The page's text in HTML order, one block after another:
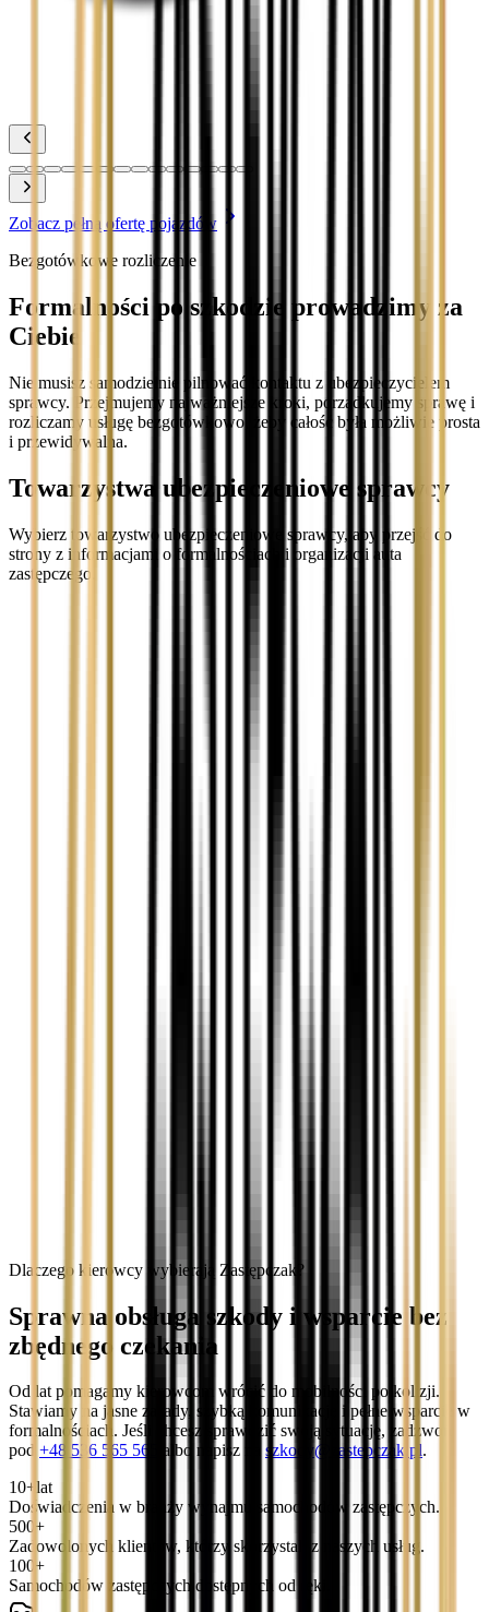
Zobacz pełną ofertę pojazdów
Bezgotówkowe rozliczenie
Formalności po szkodzie prowadzimy za
Ciebie
Nie musisz samodzielnie pilnować kontaktu z ubezpieczycielem
sprawcy. Przejmujemy najważniejsze kroki, porządkujemy sprawę i
rozliczamy usługę bezgotówkowo, żeby całość była możliwie prosta
i przewidywalna.
Towarzystwa ubezpieczeniowe sprawcy
Wybierz towarzystwo ubezpieczeniowe sprawcy, aby przejść do
strony z informacjami o formalnościach i organizacji auta
zastępczego.
Dlaczego kierowcy wybierają Zastępczak?
Sprawna obsługa szkody i wsparcie bez
zbędnego czekania
Od lat pomagamy kierowcom wrócić do mobilności po kolizji.
Stawiamy na jasne zasady, szybką komunikację i pełne wsparcie w
formalnościach. Jeśli chcesz sprawdzić swoją sytuację, zadzwoń
pod +48 536 565 565 albo napisz na szkody@zastepczak.pl.
10+ lat
Doświadczenia w branży wynajmu samochodów zastępczych.
500+
Zadowolonych klientów, którzy skorzystali z naszych usług.
100+
Samochodów zastępczych dostępnych od ręki.